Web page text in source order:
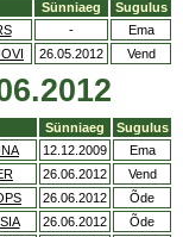
Sünniaeg
Sugulus
-
Ema
26.05.2012 Vend
Sünniaeg
Sugulus
12.12.2009
Ema
26.06.2012
Vend
26.06.2012
Õde
26.06.2012
Õde